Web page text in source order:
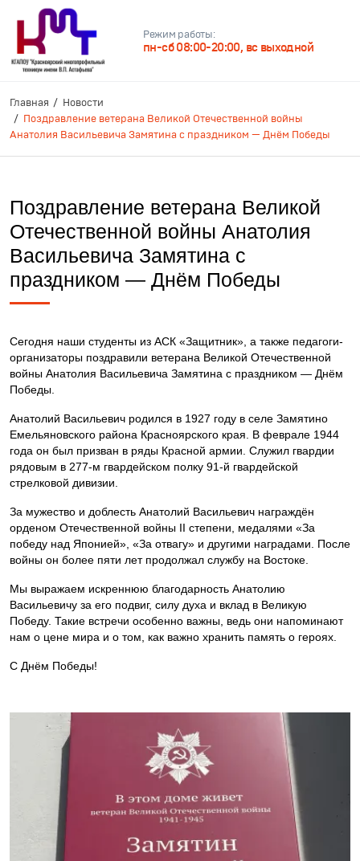
Режим работы:
пн-сб 08:00-20:00, вс выходной
Главная
Новости
Поздравление ветерана Великой Отечественной войны
Анатолия Васильевича Замятина с праздником — Днём Победы
Поздравление ветерана Великой
Отечественной войны Анатолия
Васильевича Замятина с
праздником — Днём Победы
Сегодня наши студенты из АСК «Защитник», а также педагоги-
организаторы поздравили ветерана Великой Отечественной
войны Анатолия Васильевича Замятина с праздником — Днём
Победы.
Анатолий Васильевич родился в 1927 году в селе Замятино
Емельяновского района Красноярского края. В феврале 1944
года он был призван в ряды Красной армии. Служил гвардии
рядовым в 277-м гвардейском полку 91-й гвардейской
стрелковой дивизии.
За мужество и доблесть Анатолий Васильевич награждён
орденом Отечественной войны II степени, медалями «За
победу над Японией», «За отвагу» и другими наградами. После
войны он более пяти лет продолжал службу на Востоке.
Мы выражаем искреннюю благодарность Анатолию
Васильевичу за его подвиг, силу духа и вклад в Великую
Победу. Такие встречи особенно важны, ведь они напоминают
нам о цене мира и о том, как важно хранить память о героях.
С Днём Победы!